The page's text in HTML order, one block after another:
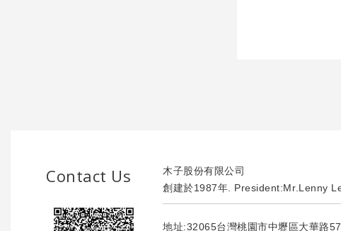
Contact Us
木子股份有限公司
創建於1987年. President:Mr.Lenny
地址:32065台灣桃園市中壢區大華路